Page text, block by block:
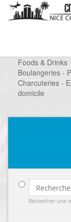
Foods & Drinks
Boulangeries -
Charcuteries -
domicile
Rechercher une